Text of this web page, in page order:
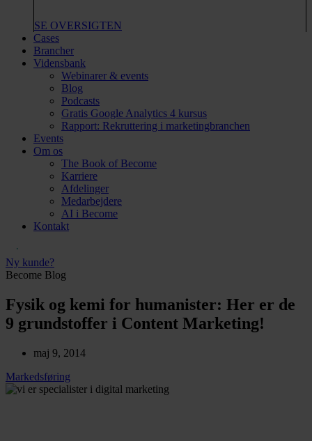
SE OVERSIGTEN
Cases
Brancher
Vidensbank
Webinarer & events
Blog
Podcasts
Gratis Google Analytics 4 kursus
Rapport: Rekruttering i marketingbranchen
Events
Om os
The Book of Become
Karriere
Afdelinger
Medarbejdere
AI i Become
Kontakt
Ny kunde?
Become Blog
Fysik og kemi for humanister: Her er de
9 grundstoffer i Content Marketing!
maj 9, 2014
Markedsføring